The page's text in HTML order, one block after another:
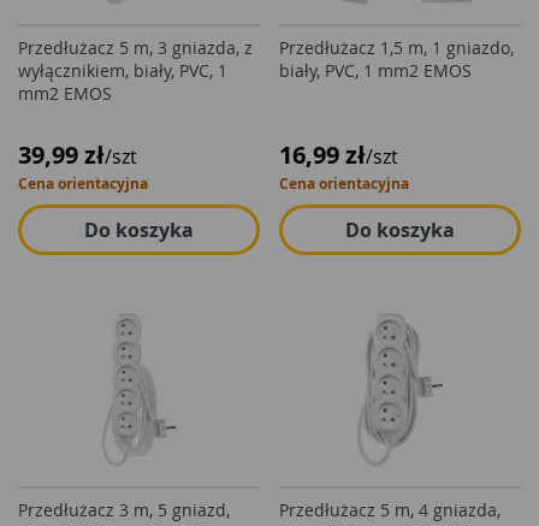
Przedłużacz 5 m, 3 gniazda, z
wyłącznikiem, biały, PVC, 1
mm2 EMOS
39,99 zł/szt
Cena orientacyjna
Do koszyka
Przedłużacz 1,5 m, 1 gniazdo,
biały, PVC, 1 mm2 EMOS
16,99 zł/szt
Cena orientacyjna
Do koszyka
Przedłużacz 3 m, 5 gniazd,
Przedłużacz 5 m, 4 gniazda,